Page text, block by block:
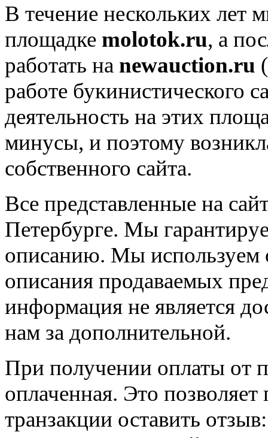
В течение нескольких лет
площадке molotok.ru, а
работать на newauction.ru
работе букинистического
деятельность на этих
минусы, и поэтому
собственного сайта.
Все представленные на
Петербурге. Мы
описанию. Мы используем
описания продаваемых
информация не является
нам за дополнительной.
При получении оплаты от
оплаченная. Это
транзакции оставить